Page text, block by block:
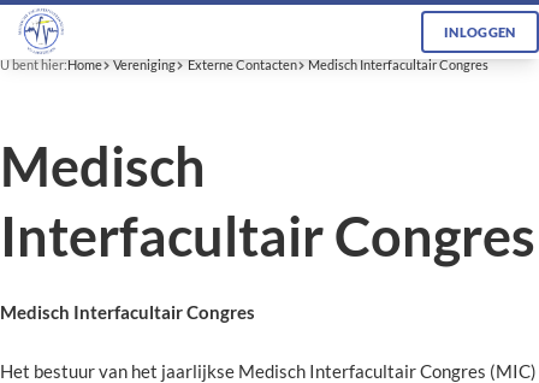
INLOGGEN
U bent hier:Home Vereniging Externe Contacten Medisch Interfacultair Congres
Medisch
Interfacultair Congres
Medisch Interfacultair Congres
Het bestuur van het jaarlijkse Medisch Interfacultair Congres (MIC)